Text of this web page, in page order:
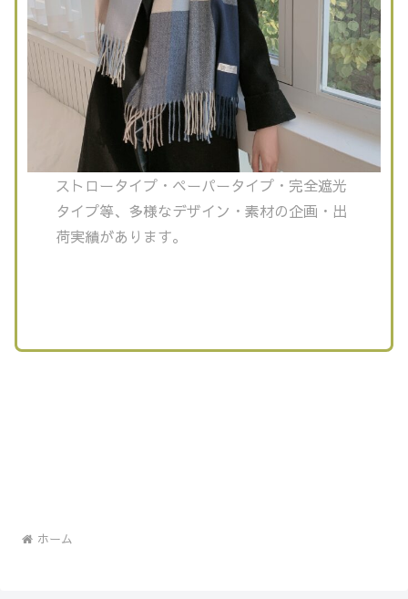
ストロータイプ・ペーパータイプ・完全遮光
タイプ等、多様なデザイン・素材の企画・出
荷実績があります。
ホーム